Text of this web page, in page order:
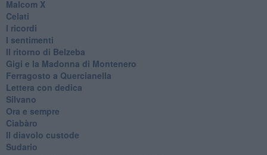
Malcom X
Celati
I ricordi
I sentimenti
Il ritorno di Belzeba
Gigi e la Madonna di Montenero
Ferragosto a Quercianella
Lettera con dedica
Silvano
Ora e sempre
Ciabàro
Il diavolo custode
Sudario